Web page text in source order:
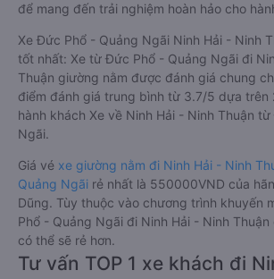
để mang đến trải nghiệm hoàn hảo cho
Xe Đức Phổ - Quảng Ngãi Ninh Hải - Ninh
tốt nhất: Xe từ Đức Phổ - Quảng Ngãi đi
Thuận giường nằm được đánh giá chung
điểm đánh giá trung bình từ 3.7/5 dựa trên
hành khách Xe về Ninh Hải - Ninh Thuận
Ngãi.
Giá vé xe giường nằm đi Ninh Hải - Ninh
Quảng Ngãi rẻ nhất là 550000VND của
Dũng. Tùy thuộc vào chương trình khuyến
Phổ - Quảng Ngãi đi Ninh Hải - Ninh
có thể sẽ rẻ hơn.
Tư vấn TOP 1 xe khách đi